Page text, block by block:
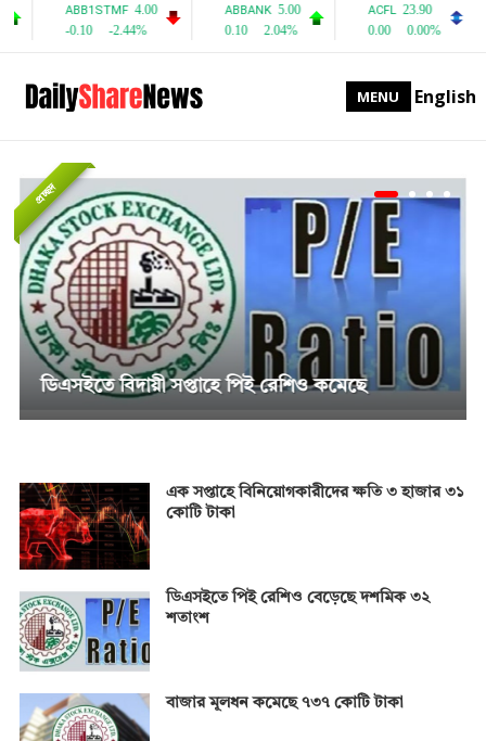
MENU English
এক সপ্তাহে বিনিয়োগকারীদের ক্ষতি ৩ হাজার ৩১
কোটি টাকা
ডিএসইতে পিই রেশিও বেড়েছে দশমিক ৩২
শতাংশ
বাজার মূলধন কমেছে ৭৩৭ কোটি টাকা
প্রচ্ছদ